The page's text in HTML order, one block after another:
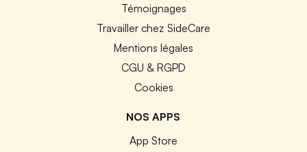
Témoignages
Travailler chez SideCare
Mentions légales
CGU & RGPD
Cookies
NOS APPS
App Store